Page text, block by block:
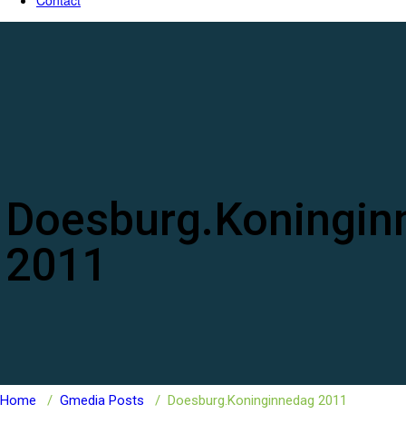
2011
Home / Gmedia Posts / Doesburg.Koninginnedag 2011